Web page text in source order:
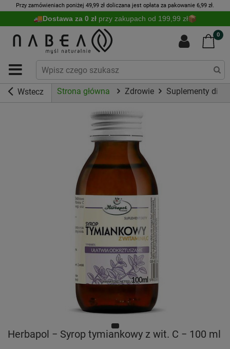
Przy zamówieniach poniżej 49,99 zł doliczana jest opłata za pakowanie 6,99 zł.
Dostawa za 0 zł przy zakupach od 199,99 zł
0
Wstecz Strona główna Zdrowie Suplementy diety
Herbapol − Syrop tymiankowy z wit. C − 100 ml